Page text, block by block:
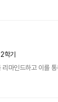
학기
마인드하고 이를